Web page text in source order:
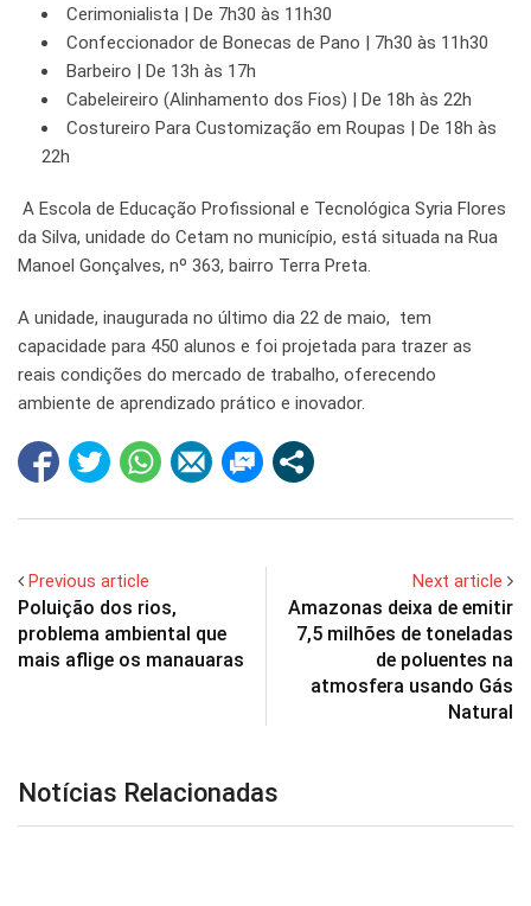
Cerimonialista | De 7h30 às 11h30
Confeccionador de Bonecas de Pano | 7h30 às 11h30
Barbeiro | De 13h às 17h
Cabeleireiro (Alinhamento dos Fios) | De 18h às 22h
Costureiro Para Customização em Roupas | De 18h às
22h
A Escola de Educação Profissional e Tecnológica Syria Flores
da Silva, unidade do Cetam no município, está situada na Rua
Manoel Gonçalves, nº 363, bairro Terra Preta.
A unidade, inaugurada no último dia 22 de maio, tem
capacidade para 450 alunos e foi projetada para trazer as
reais condições do mercado de trabalho, oferecendo
ambiente de aprendizado prático e inovador.
Previous article
Poluição dos rios,
problema ambiental que
mais aflige os manauaras
Next article
Amazonas deixa de emitir
7,5 milhões de toneladas
de poluentes na
atmosfera usando Gás
Natural
Notícias Relacionadas